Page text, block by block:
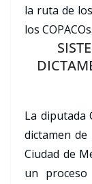
la ruta de
los COPACOs.
La diputada
dictamen de
Ciudad de
un